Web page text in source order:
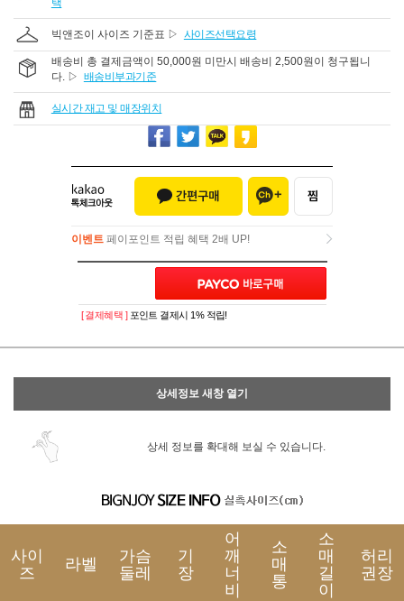
빅앤조이 사이즈 기준표 ▷ 사이즈선택요령
배송비 총 결제금액이 50,000원 미만시 배송비 2,500원이 청구됩니
다. ▷ 배송비부과기준
실시간 재고 및 매장위치
이벤트 페이포인트 적립 혜택 2배 UP!
이벤트페이포인트 적립 혜택 2배 UP!
[ 결제혜택 ] 포인트 결제시 1% 적립!
상세정보 새창 열기
상세 정보를 확대해 보실 수 있습니다.
사이
즈
라벨
가슴
둘레
기
장
어
깨
너
비
소
매
통
소
매
길
이
허리
권장